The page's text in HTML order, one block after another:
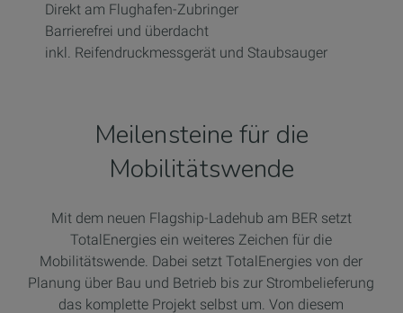
Direkt am Flughafen-Zubringer
Barrierefrei und überdacht
inkl. Reifendruckmessgerät und Staubsauger
Meilensteine für die
Mobilitätswende
Mit dem neuen Flagship-Ladehub am BER setzt
TotalEnergies ein weiteres Zeichen für die
Mobilitätswende. Dabei setzt TotalEnergies von der
Planung über Bau und Betrieb bis zur Strombelieferung
das komplette Projekt selbst um. Von diesem